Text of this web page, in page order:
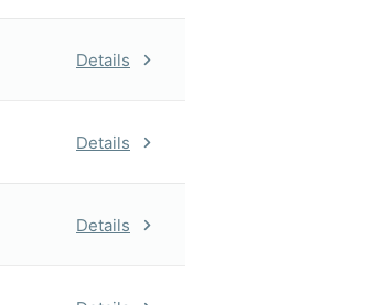
Details
Details
Details